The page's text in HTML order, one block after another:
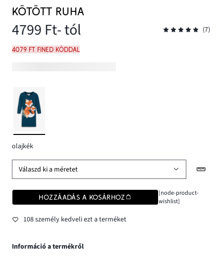
KÖTÖTT RUHA
4799 Ft- tól (7)
4079 Ft FINED kóddal
olajkék
Válaszd ki a méretet
HOZZÁADÁS A KOSÁRHOZ
[node-product-
wishlist]
108 személy kedveli ezt a terméket
Információ a termékről